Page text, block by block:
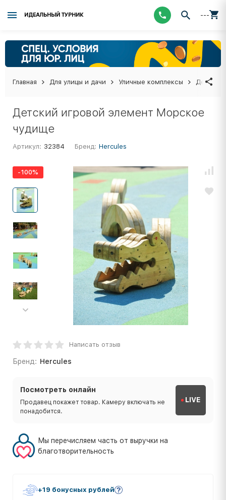
ИДЕАЛЬНЫЙ ТУРНИК ---
Главная Для улицы и дачи Уличные комплексы Детские
Детский игровой элемент Морское
чудище
Артикул: 32384 Бренд: Hercules
-100%
Написать отзыв
Бренд: Hercules
Посмотреть онлайн
Продавец покажет товар. Камеру включать не
понадобится.
LIVE
Мы перечисляем часть от выручки на
благотворительность
+19 бонусных рублей